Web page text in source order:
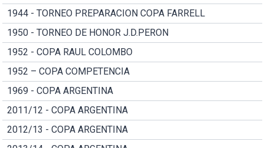
1944 - TORNEO PREPARACION COPA FARRELL
1950 - TORNEO DE HONOR J.D.PERON
1952 - COPA RAUL COLOMBO
1952 – COPA COMPETENCIA
1969 - COPA ARGENTINA
2011/12 - COPA ARGENTINA
2012/13 - COPA ARGENTINA